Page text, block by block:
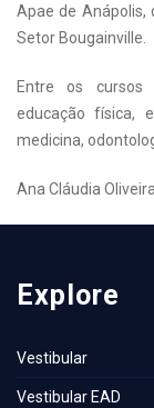
Apae de Anápolis,
Setor Bougainville.
Entre os cursos
educação física,
medicina,
Ana Cláudia Oliveira
Explore
Vestibular
Vestibular EAD